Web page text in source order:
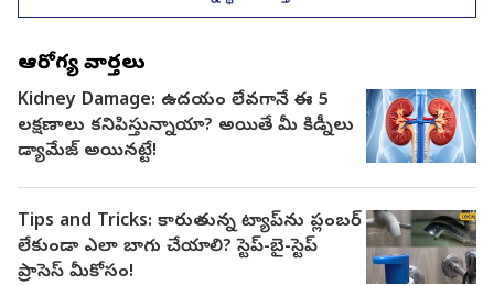
ఆరోగ్య వార్తలు
Kidney Damage: ఉదయం లేవగానే ఈ 5
లక్షణాలు కనిపిస్తున్నాయా? అయితే మీ కిడ్నీలు
డ్యామేజ్ అయినట్టే!
Tips and Tricks: కారుతున్న ట్యాప్‌ను ప్లంబర్
లేకుండా ఎలా బాగు చేయాలి? స్టెప్-బై-స్టెప్
ప్రాసెస్ మీకోసం!